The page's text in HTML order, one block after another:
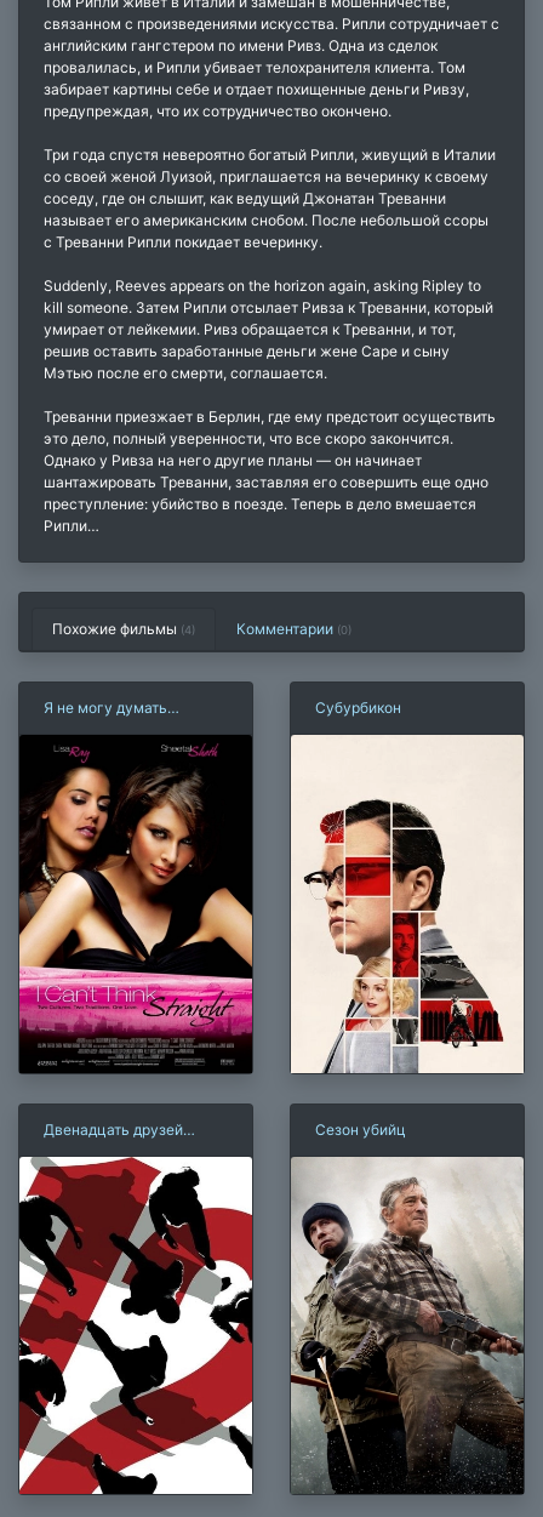
связанном с произведениями искусства. Рипли сотрудничает с
английским гангстером по имени Ривз. Одна из сделок
провалилась, и Рипли убивает телохранителя клиента. Том
забирает картины себе и отдает похищенные деньги Ривзу,
предупреждая, что их сотрудничество окончено.
Три года спустя невероятно богатый Рипли, живущий в Италии
со своей женой Луизой, приглашается на вечеринку к своему
соседу, где он слышит, как ведущий Джонатан Треванни
называет его американским снобом. После небольшой ссоры
с Треванни Рипли покидает вечеринку.
Suddenly, Reeves appears on the horizon again, asking Ripley to
kill someone. Затем Рипли отсылает Ривза к Треванни, который
умирает от лейкемии. Ривз обращается к Треванни, и тот,
решив оставить заработанные деньги жене Саре и сыну
Мэтью после его смерти, соглашается.
Треванни приезжает в Берлин, где ему предстоит осуществить
это дело, полный уверенности, что все скоро закончится.
Однако у Ривза на него другие планы — он начинает
шантажировать Треванни, заставляя его совершить еще одно
преступление: убийство в поезде. Теперь в дело вмешается
Рипли…
Похожие фильмы (4) Комментарии (0)
Я не могу думать
Субурбикон
Двенадцать друзей
Сезон убийц
×